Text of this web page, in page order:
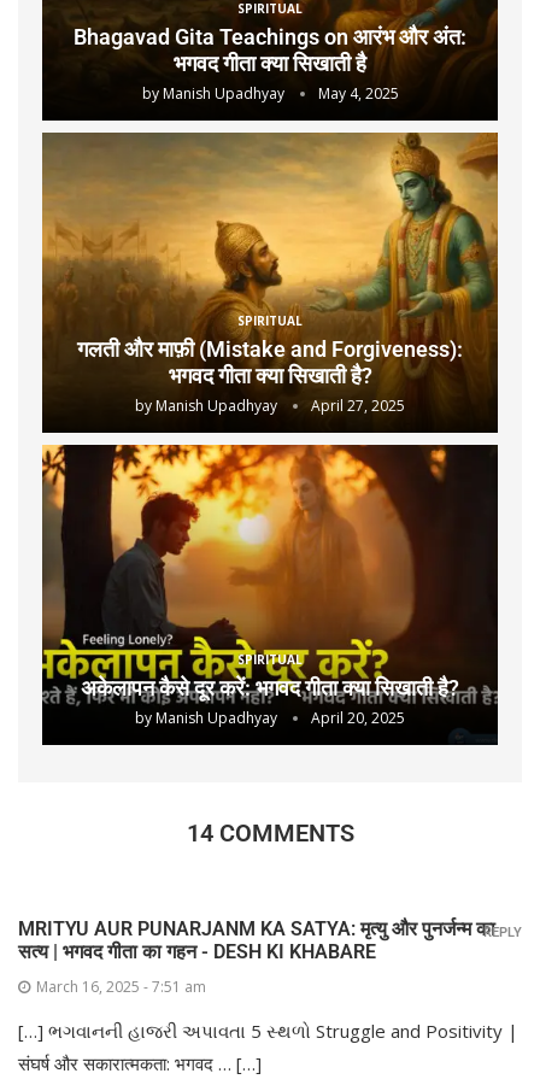
SPIRITUAL
Bhagavad Gita Teachings on आरंभ और अंत:
भगवद गीता क्या सिखाती है
byManish Upadhyay May 4, 2025
SPIRITUAL
गलती और माफ़ी (Mistake and Forgiveness):
भगवद गीता क्या सिखाती है?
byManish Upadhyay April 27, 2025
SPIRITUAL
अकेलापन कैसे दूर करें: भगवद गीता क्या सिखाती है?
by Manish Upadhyay April 20, 2025
14 COMMENTS
MRITYU AUR PUNARJANM KA SATYA: मृत्यु और पुनर्जन्म का
सत्य | भगवद गीता का गहन - DESH KI KHABARE
March 16, 2025 - 7:51 am
[…] ભગવાનની હાજરી અપાવતા 5 સ્થળો Struggle and Positivity |
संघर्ष और सकारात्मकता: भगवद … […]
REPLY